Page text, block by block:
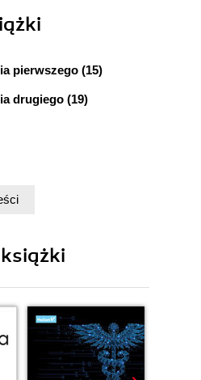
pierwszego (15)
drugiego (19)
(34)
obiektowo (42)
(44)
(48)